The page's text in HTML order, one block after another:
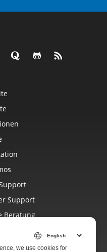
Support
Beratung
we use cookies for